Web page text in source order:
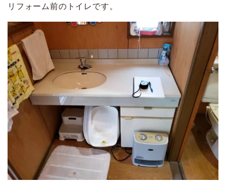
リフォーム前のトイレです。